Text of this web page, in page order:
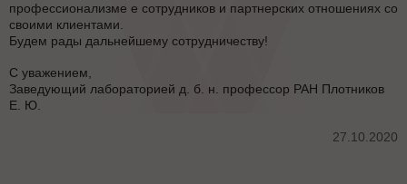
профессионализме е сотрудников и партнерских отношениях со
своими клиентами.
Будем рады дальнейшему сотрудничеству!
С уважением,
Заведующий лабораторией д. б. н. профессор РАН Плотников
Е. Ю.
27.10.2020